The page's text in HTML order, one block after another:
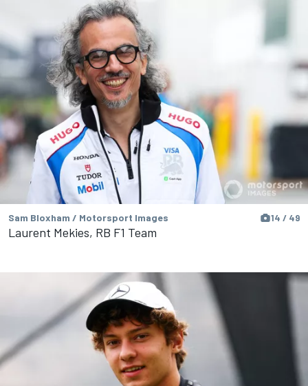
Sam Bloxham / Motorsport Images 14 / 49
Laurent Mekies, RB F1 Team